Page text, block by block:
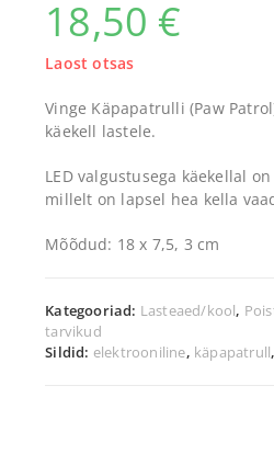
18,50 €
Laost otsas
Vinge Käpapatrulli (Paw
käekell lastele.
LED valgustusega käekellal
millelt on lapsel hea kella
Mõõdud: 18 x 7,5, 3 cm
Kategooriad: Lasteaed/kool,
tarvikud
Sildid: elektrooniline, käpapatrull,